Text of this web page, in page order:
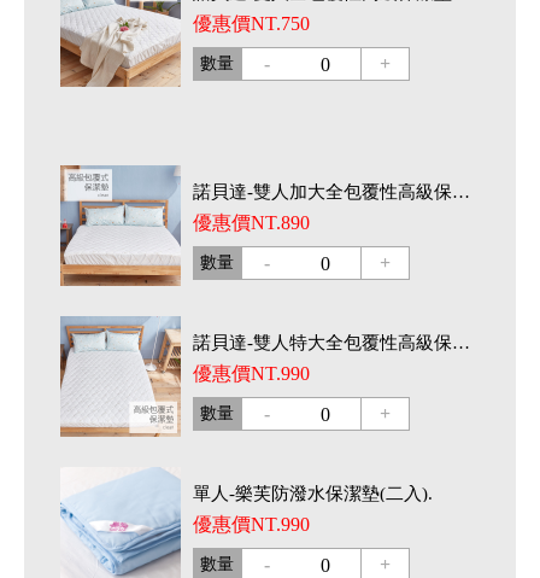
優惠價NT.750
數量 - 0 +
諾貝達-雙人加大全包覆性高級保潔墊.
優惠價NT.890
數量 - 0 +
諾貝達-雙人特大全包覆性高級保潔墊.
優惠價NT.990
數量 - 0 +
單人-樂芙防潑水保潔墊(二入).
優惠價NT.990
數量 - 0 +